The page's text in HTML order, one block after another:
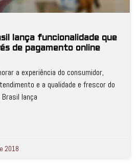
lança funcionalidade que
de pagamento online
a experiência do consumidor,
e a qualidade e frescor do
lança
2018